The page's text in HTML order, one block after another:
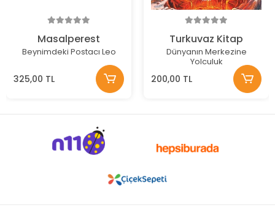
Masalperest
Beynimdeki Postacı Leo
325,00 TL
Turkuvaz Kitap
Dünyanın Merkezine
Yolculuk
200,00 TL